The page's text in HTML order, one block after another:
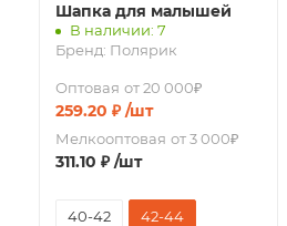
Шапка для малышей
В наличии: 7
Бренд: Полярик
Оптовая от 20 000₽
259.20 ₽ /шт
Мелкооптовая от 3 000₽
311.10 ₽ /шт
40-42 42-44